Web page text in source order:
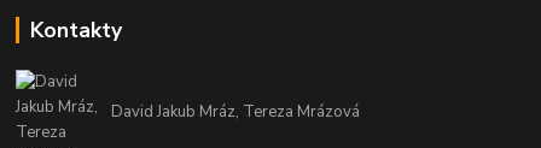
Kontakty
David Jakub Mráz, Tereza Mrázová